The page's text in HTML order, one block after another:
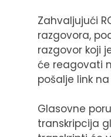
Zahvaljujući
razgovora,
razgovor koji
će reagovati
pošalje link
Glasovne
transkripcija